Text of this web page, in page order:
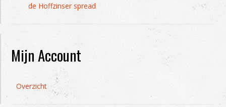
de Hoffzinser spread
Mijn Account
Overzicht